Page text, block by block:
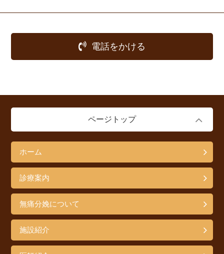
電話をかける
ページトップ
ホーム
診療案内
無痛分娩について
施設紹介